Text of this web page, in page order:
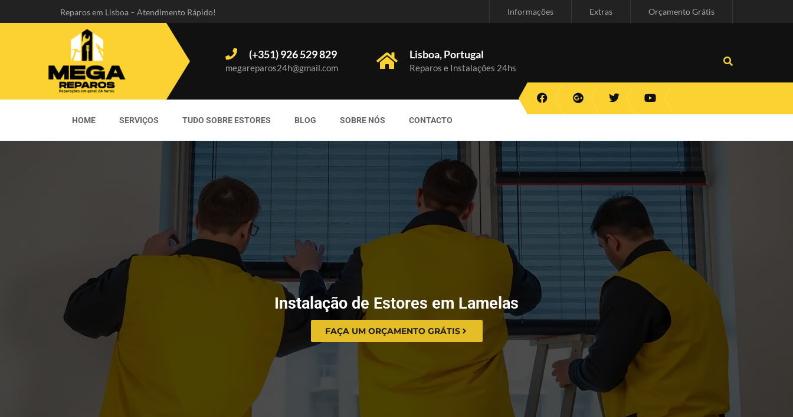
Reparos em Lisboa – Atendimento Rápido! Informações Extras Orçamento Grátis
(+351) 926 529 829
megareparos24h@gmail.com
Lisboa, Portugal
Reparos e Instalações 24hs
HOME SERVIÇOS TUDO SOBRE ESTORES BLOG SOBRE NÓS CONTACTO
Instalação de Estores em Lamelas
FAÇA UM ORÇAMENTO GRÁTIS